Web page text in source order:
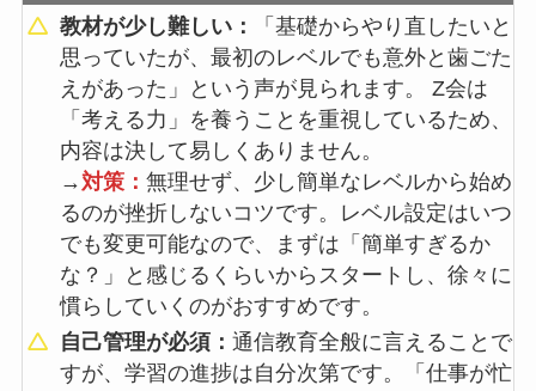
教材が少し難しい：
「基礎からやり直したいと
思っていたが、最初のレベルでも意外と歯ごた
えがあった」という声が見られます。 Z会は
「考える力」を養うことを重視しているため、
内容は決して易しくありません。
→対策：無理せず、少し簡単なレベルから始め
るのが挫折しないコツです。レベル設定はいつ
でも変更可能なので、まずは「簡単すぎるか
な？」と感じるくらいからスタートし、徐々に
慣らしていくのがおすすめです。
自己管理が必須：通信教育全般に言えることで
すが、学習の進捗は自分次第です。「仕事が忙